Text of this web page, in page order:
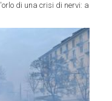
di una crisi di nervi: a